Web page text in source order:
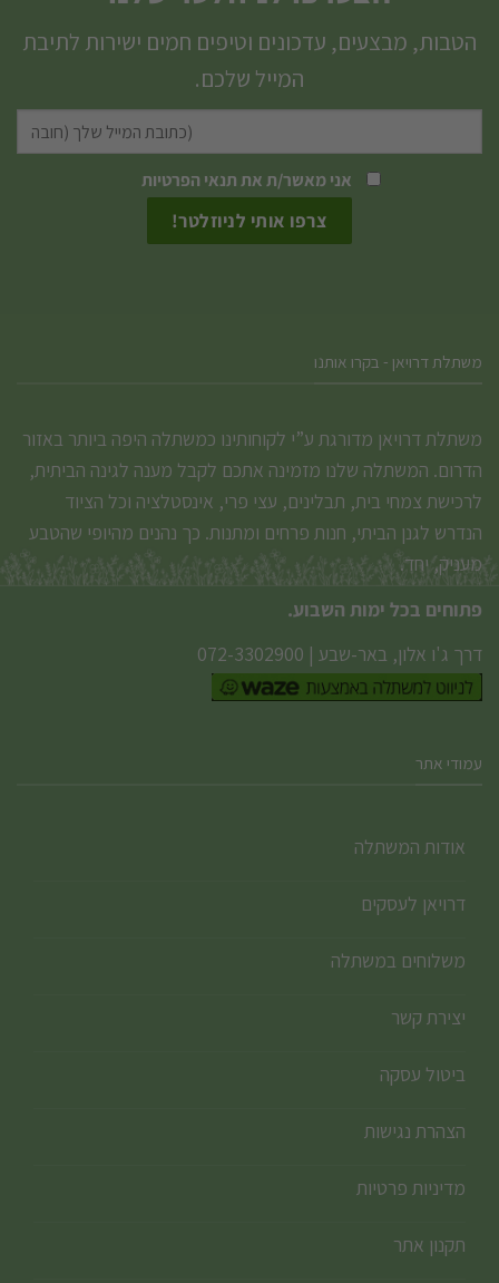
ניתן
האפשרויות
בעמוד
ניתן
את
האפשרויות
הטבות, מבצעים, עדכונים וטיפים חמים ישירות לתיבת
המייל שלכם.
אני מאשר/ת אתתנאי הפרטיות
משתלת דרויאן - בקרו אותנו
משתלת דרויאן מדורגת ע”י לקוחותינו כמשתלה היפה ביותר באזור
הדרום. המשתלה שלנו מזמינה אתכם לקבל מענה לגינה הביתית,
לרכישת צמחי בית, תבלינים, עצי פרי, אינסטלציה וכל הציוד
הנדרש לגנן הביתי, חנות פרחים ומתנות. כך נהנים מהיופי שהטבע
מעניק, יחד.
פתוחים בכל ימות השבוע.
דרך ג'ו אלון, באר-שבע |
072-3302900
עמודי אתר
אודות המשתלה
דרויאן לעסקים
משלוחים במשתלה
יצירת קשר
ביטול עסקה
הצהרת נגישות
מדיניות פרטיות
תקנון אתר